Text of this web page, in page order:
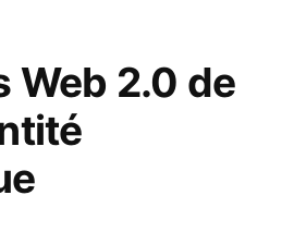
Web 2.0 de